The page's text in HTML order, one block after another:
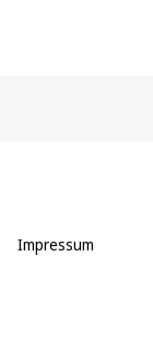
Impressum